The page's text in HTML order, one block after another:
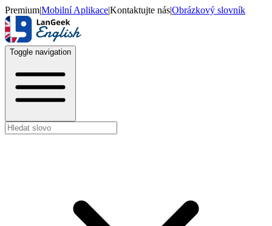
Premium|Mobilní Aplikace|Kontaktujte nás|Obrázkový slovník
Toggle navigation